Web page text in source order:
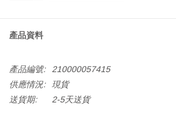
產品資料
產品編號:
210000057415
供應情況:
現貨
送貨期:
2-5天送貨